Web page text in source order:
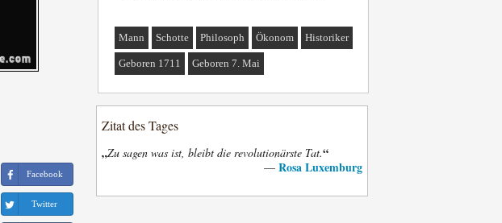
Facebook
Twitter
Mann Schotte Philosoph Ökonom Historiker
Geboren 1711 Geboren 7. Mai
Zitat des Tages
„Zu sagen was ist, bleibt die revolutionärste Tat.“
— Rosa Luxemburg